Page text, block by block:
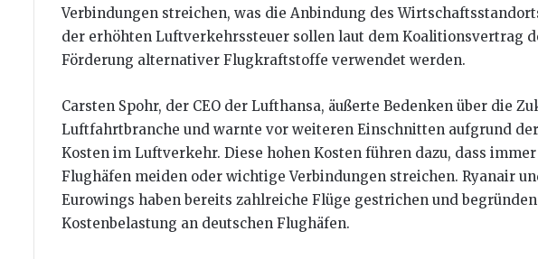
Verbindungen streichen, was die Anbindung des
der erhöhten Luftverkehrssteuer sollen laut dem Koalitionsvertrag
Förderung alternativer Flugkraftstoffe verwendet werden.
Carsten Spohr, der CEO der Lufthansa, äußerte Bedenken über die
Luftfahrtbranche und warnte vor weiteren Einschnitten aufgrund
Kosten im Luftverkehr. Diese hohen Kosten führen dazu, dass
Flughäfen meiden oder wichtige Verbindungen streichen. Ryanair
Eurowings haben bereits zahlreiche Flüge gestrichen und
Kostenbelastung an deutschen Flughäfen.